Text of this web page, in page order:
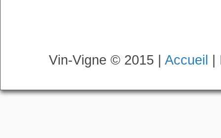
Vin-Vigne © 2015 | Accueil